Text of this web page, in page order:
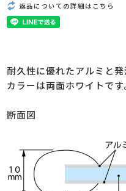
返品についての詳細はこちら
耐久性に優れたアルミと発
カラーは両面ホワイトです
断面図